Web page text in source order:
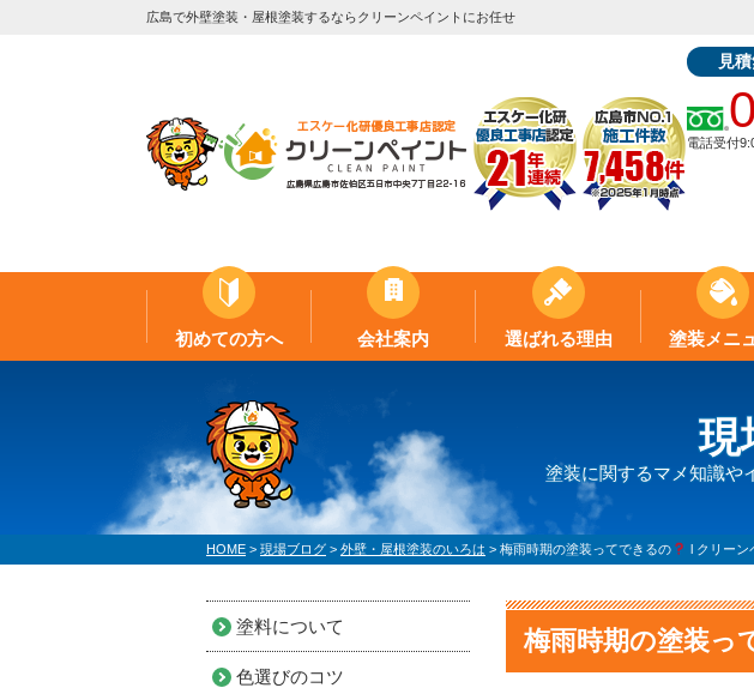
広島で外壁塗装・屋根塗装するならクリーンペイントにお任せ
見
電話受付
初めての方へ 会社案内 選ばれる理由 塗装メニ
現
塗装に関するマメ知識や
HOME > 現場ブログ > 外壁・屋根塗装のいろは > 梅雨時期の塗装ってできるの l クリーン
梅雨時期の塗装っ
塗料について
色選びのコツ